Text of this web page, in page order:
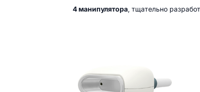
4 манипулятора, тщательно